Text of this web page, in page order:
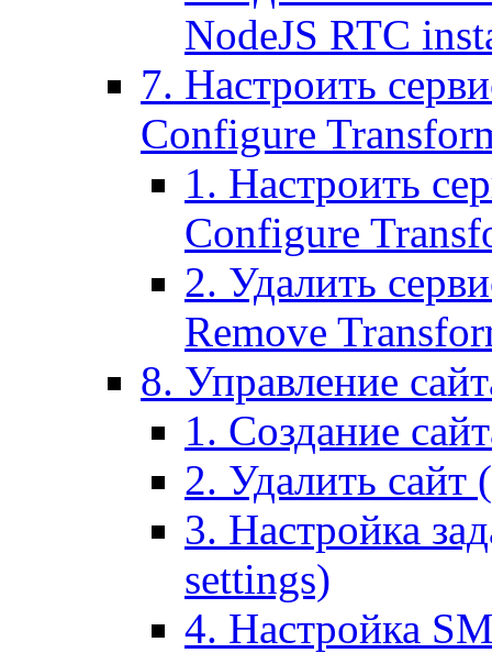
NodeJS RTC
7. Настроить
Configure
1. Настроить
Configure
2. Удалить
Remove
8. Управление
1. Создание
2. Удалить сайт
3. Настройка
settings)
4. Настройка